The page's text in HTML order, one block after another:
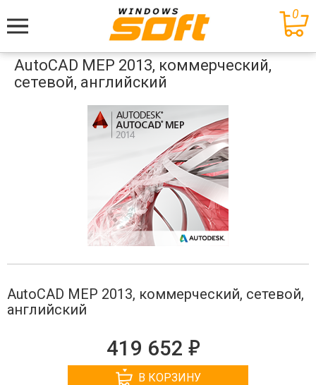
Меню
0
AutoCAD MEP 2013, коммерческий,
сетевой, английский
AutoCAD MEP 2013, коммерческий, сетевой,
английский
419 652 е
В КОРЗИНУ